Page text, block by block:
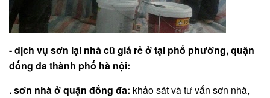
- dịch vụ sơn lại nhà cũ giá rẻ ở tại phố phường, quận
đống đa thành phố hà nội:
. sơn nhà ở quận đống đa: khảo sát và tư vấn sơn nhà,